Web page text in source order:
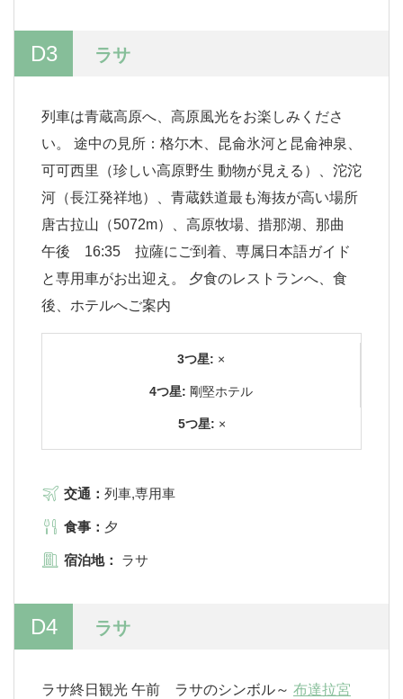
D3 ラサ
列車は青蔵高原へ、高原風光をお楽しみくださ
い。 途中の見所：格尓木、昆侖氷河と昆侖神泉、
可可西里（珍しい高原野生 動物が見える）、沱沱
河（長江発祥地）、青蔵鉄道最も海抜が高い場所
唐古拉山（5072m）、高原牧場、措那湖、那曲
午後 16:35 拉薩にご到着、専属日本語ガイド
と専用車がお出迎え。 夕食のレストランへ、食
後、ホテルへご案内
3つ星: ×
4つ星: 剛堅ホテル
5つ星: ×
交通： 列車,専用車
食事： 夕
宿泊地： ラサ
D4 ラサ
ラサ終日観光 午前 ラサのシンボル～ 布達拉宮